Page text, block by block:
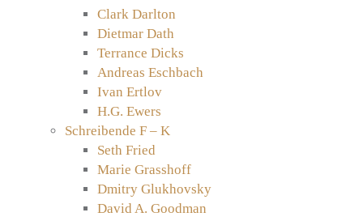
Clark Darlton
Dietmar Dath
Terrance Dicks
Andreas Eschbach
Ivan Ertlov
H.G. Ewers
Schreibende F – K
Seth Fried
Marie Grasshoff
Dmitry Glukhovsky
David A. Goodman